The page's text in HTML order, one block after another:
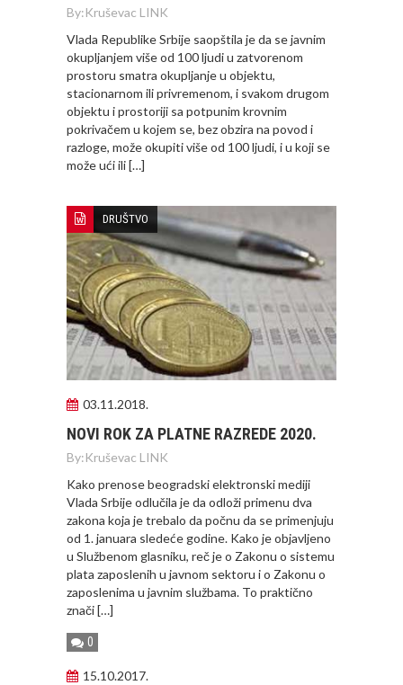
By:Kruševac LINK
Vlada Republike Srbije saopštila je da se javnim
okupljanjem više od 100 ljudi u zatvorenom
prostoru smatra okupljanje u objektu,
stacionarnom ili privremenom, i svakom drugom
objektu i prostoriji sa potpunim krovnim
pokrivačem u kojem se, bez obzira na povod i
razloge, može okupiti više od 100 ljudi, i u koji se
može ući ili […]
DRUŠTVO
03.11.2018.
NOVI ROK ZA PLATNE RAZREDE 2020.
By:Kruševac LINK
Kako prenose beogradski elektronski mediji
Vlada Srbije odlučila je da odloži primenu dva
zakona koja je trebalo da počnu da se primenjuju
od 1. januara sledeće godine. Kako je objavljeno
u Službenom glasniku, reč je o Zakonu o sistemu
plata zaposlenih u javnom sektoru i o Zakonu o
zaposlenima u javnim službama. To praktično
znači […]
0
15.10.2017.